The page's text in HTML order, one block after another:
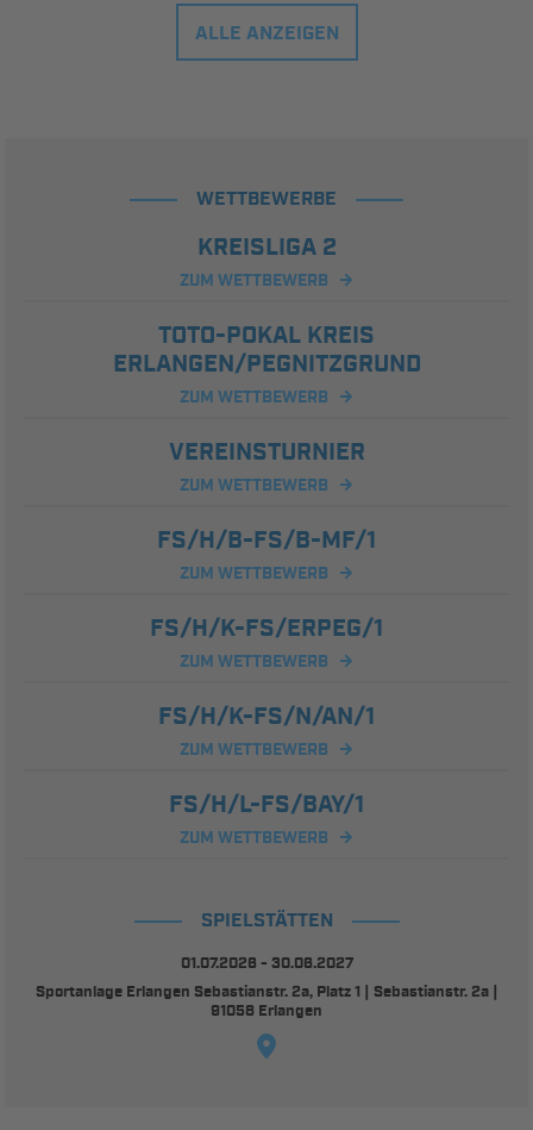
ALLE ANZEIGEN
WETTBEWERBE
KREISLIGA 2
ZUM WETTBEWERB
TOTO-POKAL KREIS
ERLANGEN/PEGNITZGRUND
ZUM WETTBEWERB
VEREINSTURNIER
ZUM WETTBEWERB
FS/H/B-FS/B-MF/1
ZUM WETTBEWERB
FS/H/K-FS/ERPEG/1
ZUM WETTBEWERB
FS/H/K-FS/N/AN/1
ZUM WETTBEWERB
FS/H/L-FS/BAY/1
ZUM WETTBEWERB
SPIELSTÄTTEN
01.07.2026 - 30.06.2027
Sportanlage Erlangen Sebastianstr. 2a, Platz 1 | Sebastianstr. 2a |
91058 Erlangen